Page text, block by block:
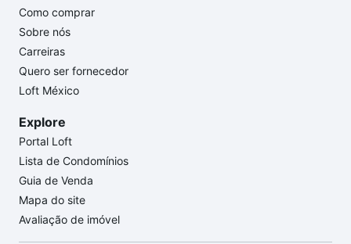
Como comprar
Sobre nós
Carreiras
Quero ser fornecedor
Loft México
Explore
Portal Loft
Lista de Condomínios
Guia de Venda
Mapa do site
Avaliação de imóvel